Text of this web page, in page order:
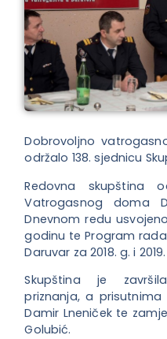
Dobrovoljno
održalo 138. sjednicu
Redovna skupština
Vatrogasnog doma
Dnevnom redu
godinu te Program
Daruvar za 2018. g. i
Skupština je
priznanja, a
Damir Lneniček te
Golubić.